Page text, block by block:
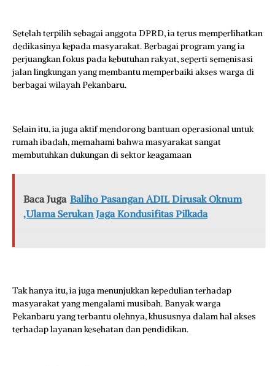
Setelah terpilih sebagai anggota DPRD, ia terus memperlihatkan
dedikasinya kepada masyarakat. Berbagai program yang ia
perjuangkan fokus pada kebutuhan rakyat, seperti semenisasi
jalan lingkungan yang membantu memperbaiki akses warga di
berbagai wilayah Pekanbaru.
Selain itu, ia juga aktif mendorong bantuan operasional untuk
rumah ibadah, memahami bahwa masyarakat sangat
membutuhkan dukungan di sektor keagamaan
Baca Juga Baliho Pasangan ADIL Dirusak Oknum
,Ulama Serukan Jaga Kondusifitas Pilkada
Tak hanya itu, ia juga menunjukkan kepedulian terhadap
masyarakat yang mengalami musibah. Banyak warga
Pekanbaru yang terbantu olehnya, khususnya dalam hal akses
terhadap layanan kesehatan dan pendidikan.